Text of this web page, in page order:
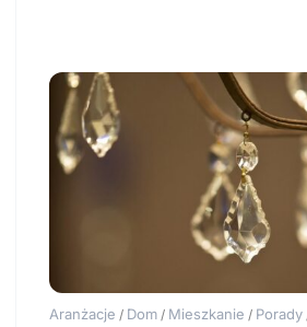
Aranżacje / Dom / Mieszkanie / Porady